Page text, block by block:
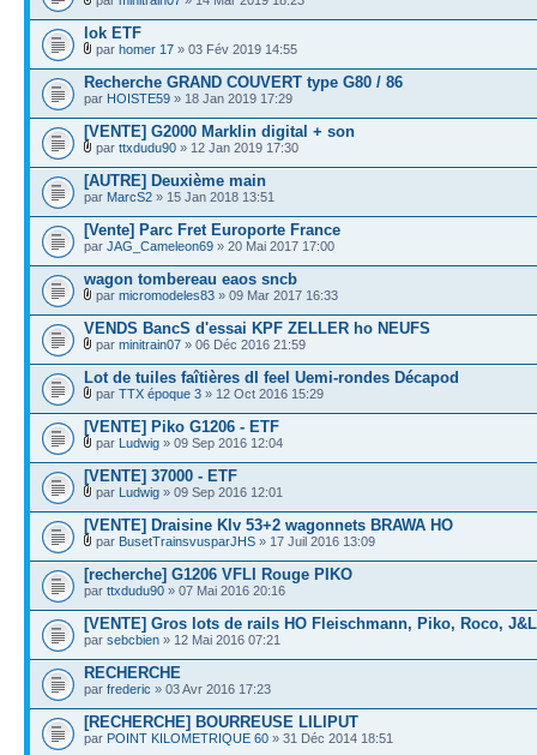
lok ETF
par homer 17 » 03 Fév 2019 14:55
Recherche GRAND COUVERT type G80 / 86
par HOISTE59 » 18 Jan 2019 17:29
[VENTE] G2000 Marklin digital + son
par ttxdudu90 » 12 Jan 2019 17:30
[AUTRE] Deuxième main
par MarcS2 » 15 Jan 2018 13:51
[Vente] Parc Fret Europorte France
par JAG_Cameleon69 » 20 Mai 2017 17:00
wagon tombereau eaos sncb
par micromodeles83 » 09 Mar 2017 16:33
VENDS BancS d'essai KPF ZELLER ho NEUFS
par minitrain07 » 06 Déc 2016 21:59
Lot de tuiles faîtières dI feel Uemi-rondes Décapod
par TTX époque 3 » 12 Oct 2016 15:29
[VENTE] Piko G1206 - ETF
par Ludwig » 09 Sep 2016 12:04
[VENTE] 37000 - ETF
par Ludwig » 09 Sep 2016 12:01
[VENTE] Draisine Klv 53+2 wagonnets BRAWA HO
par BusetTrainsvusparJHS » 17 Juil 2016 13:09
[recherche] G1206 VFLI Rouge PIKO
par ttxdudu90 » 07 Mai 2016 20:16
[VENTE] Gros lots de rails HO Fleischmann, Piko, Roco,
par sebcbien » 12 Mai 2016 07:21
RECHERCHE
par frederic » 03 Avr 2016 17:23
[RECHERCHE] BOURREUSE LILIPUT
par POINT KILOMETRIQUE 60 » 31 Déc 2014 18:51